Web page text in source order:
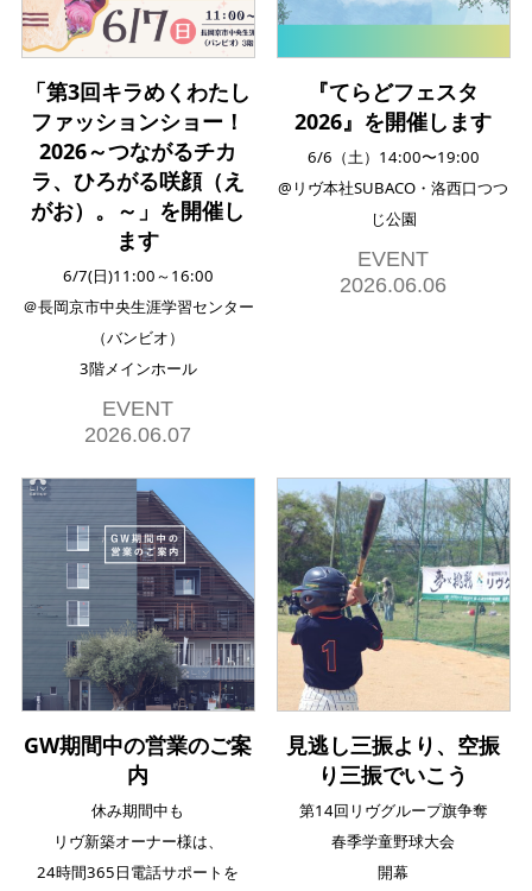
「第3回キラめくわたし
ファッションショー！
2026～つながるチカ
ラ、ひろがる咲顔（え
がお）。～」を開催し
ます
6/7(日)11:00～16:00
＠長岡京市中央生涯学習センター
（バンビオ）
3階メインホール
EVENT
2026.06.07
『てらどフェスタ
2026』を開催します
6/6（土）14:00〜19:00
@リヴ本社SUBACO・洛西口つつ
じ公園
EVENT
2026.06.06
GW期間中の営業のご案
内
休み期間中も
リヴ新築オーナー様は、
24時間365日電話サポートを
見逃し三振より、空振
り三振でいこう
第14回リヴグループ旗争奪
春季学童野球大会
開幕